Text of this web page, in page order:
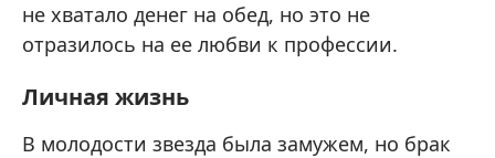
не хватало денег на обед, но это не
отразилось на ее любви к профессии.
Личная жизнь
В молодости звезда была замужем, но брак